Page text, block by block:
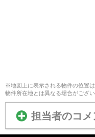
※地図上に表示される物件の位置
物件所在地とは異なる場合がござい
担当者のコメ